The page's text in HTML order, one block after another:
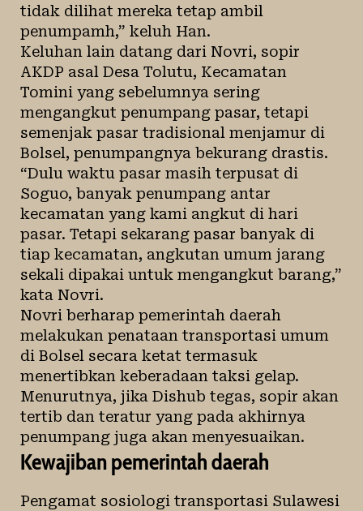
tidak dilihat mereka tetap ambil
penumpamh,” keluh Han.
Keluhan lain datang dari Novri, sopir
AKDP asal Desa Tolutu, Kecamatan
Tomini yang sebelumnya sering
mengangkut penumpang pasar, tetapi
semenjak pasar tradisional menjamur di
Bolsel, penumpangnya bekurang drastis.
“Dulu waktu pasar masih terpusat di
Soguo, banyak penumpang antar
kecamatan yang kami angkut di hari
pasar. Tetapi sekarang pasar banyak di
tiap kecamatan, angkutan umum jarang
sekali dipakai untuk mengangkut barang,”
kata Novri.
Novri berharap pemerintah daerah
melakukan penataan transportasi umum
di Bolsel secara ketat termasuk
menertibkan keberadaan taksi gelap.
Menurutnya, jika Dishub tegas, sopir akan
tertib dan teratur yang pada akhirnya
penumpang juga akan menyesuaikan.
Kewajiban pemerintah daerah
Pengamat sosiologi transportasi Sulawesi